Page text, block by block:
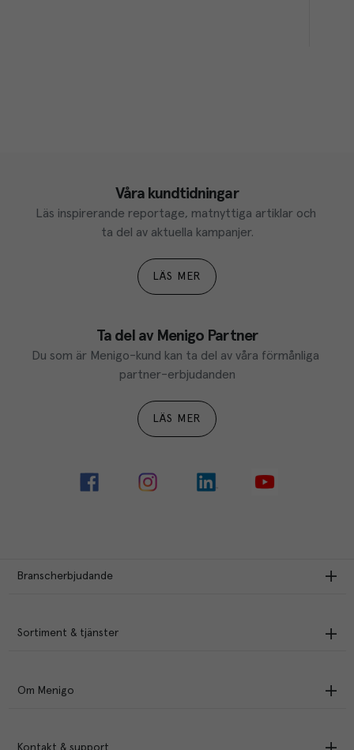
Våra kundtidningar
Läs inspirerande reportage, matnyttiga artiklar och
ta del av aktuella kampanjer.
LÄS MER
Ta del av Menigo Partner
Du som är Menigo-kund kan ta del av våra förmånliga
partner-erbjudanden
LÄS MER
Branscherbjudande
Sortiment & tjänster
Om Menigo
Kontakt & support